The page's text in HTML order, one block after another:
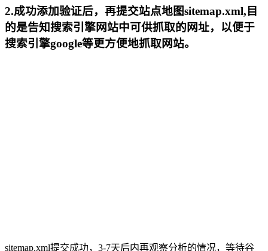
2.成功添加验证后，再提交站点地图sitemap.xml,目
的是告知搜索引擎网站中可供抓取的网址，以便于
搜索引擎google等更方便地抓取网站。
sitemap.xml提交成功，3-7天后内再观察分析的情况，等待谷